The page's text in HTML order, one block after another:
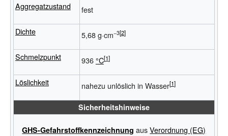
Aggregatzustand fest
Dichte 5,68 g·cm−3
Schmelzpunkt 936°C
Löslichkeit nahezu unlöslich in Wasser
Sicherheitshinweise
GHS-Gefahrstoffkennzeichnung aus Verordnung (EG)